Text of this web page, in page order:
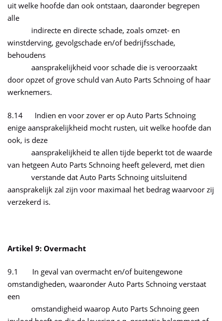
uit welke hoofde dan ook ontstaan, daaronder begrepen
alle
indirecte en directe schade, zoals omzet- en
winstderving, gevolgschade en/of bedrijfsschade,
behoudens
aansprakelijkheid voor schade die is veroorzaakt
door opzet of grove schuld van Auto Parts Schnoing of haar
werknemers.
8.14 Indien en voor zover er op Auto Parts Schnoing
enige aansprakelijkheid mocht rusten, uit welke hoofde dan
ook, is deze
aansprakelijkheid te allen tijde beperkt tot de waarde
van hetgeen Auto Parts Schnoing heeft geleverd, met dien
verstande dat Auto Parts Schnoing uitsluitend
aansprakelijk zal zijn voor maximaal het bedrag waarvoor zij
verzekerd is.
Artikel 9: Overmacht
9.1 In geval van overmacht en/of buitengewone
omstandigheden, waaronder Auto Parts Schnoing verstaat
een
omstandigheid waarop Auto Parts Schnoing geen